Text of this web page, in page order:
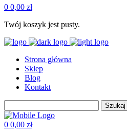
0 0,00 zł
Twój koszyk jest pusty.
Strona główna
Sklep
Blog
Kontakt
Szukaj
0 0,00 zł